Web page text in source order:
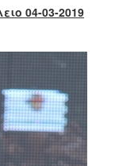
04-03-2019